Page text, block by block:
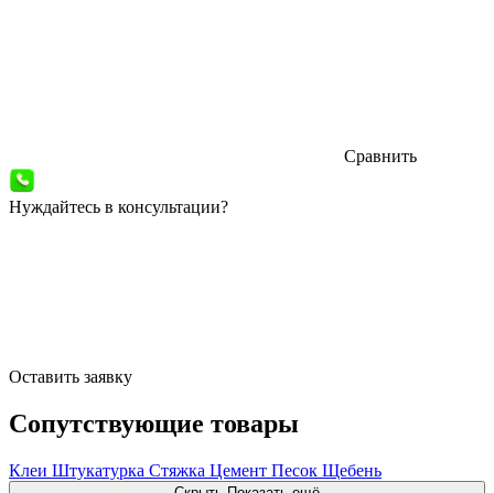
Сравнить
Нуждайтесь в консультации?
Оставить заявку
Сопутствующие товары
Клеи Штукатурка Стяжка Цемент Песок Щебень